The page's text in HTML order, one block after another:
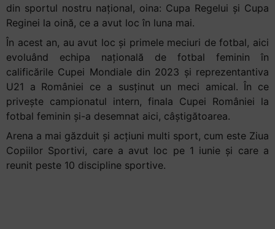
din sportul nostru național, oina: Cupa Regelui și Cupa
Reginei la oină, ce a avut loc în luna mai.
În acest an, au avut loc și primele meciuri de fotbal, aici
evoluând echipa națională de fotbal feminin în
calificările Cupei Mondiale din 2023 și reprezentantiva
U21 a României ce a susținut un meci amical. În ce
privește campionatul intern, finala Cupei României la
fotbal feminin și-a desemnat aici, câștigătoarea.
Arena a mai găzduit și acțiuni multi sport, cum este Ziua
Copiilor Sportivi, care a avut loc pe 1 iunie și care a
reunit peste 10 discipline sportive.